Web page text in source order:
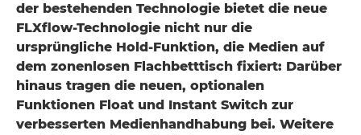
der bestehenden Technologie bietet die neue
FLXflow-Technologie nicht nur die
ursprüngliche Hold-Funktion, die Medien auf
dem zonenlosen Flachbetttisch fixiert: Darüber
hinaus tragen die neuen, optionalen
Funktionen Float und Instant Switch zur
verbesserten Medienhandhabung bei. Weitere